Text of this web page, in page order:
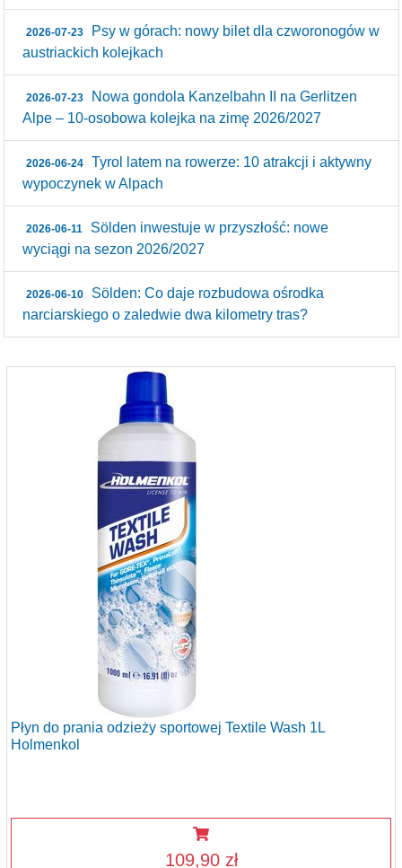
2026-07-23
Psy w górach: nowy bilet dla czworonogów w
austriackich kolejkach
2026-07-23
Nowa gondola Kanzelbahn II na Gerlitzen
Alpe – 10‑osobowa kolejka na zimę 2026/2027
2026-06-24
Tyrol latem na rowerze: 10 atrakcji i aktywny
wypoczynek w Alpach
2026-06-11
Sölden inwestuje w przyszłość: nowe
wyciągi na sezon 2026/2027
2026-06-10
Sölden: Co daje rozbudowa ośrodka
narciarskiego o zaledwie dwa kilometry tras?
Płyn do prania odzieży sportowej Textile Wash 1L
Holmenkol
109,90 zł